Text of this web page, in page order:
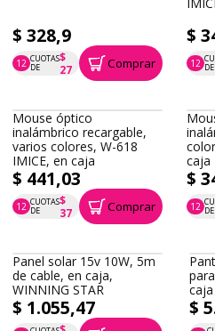
$ 328,9
12 CUOTAS
DE
$
27
P.T.F. $ 329 Comprar
$
12 DE
Mouse óptico
inalámbrico recargable,
varios colores, W-618
IMICE, en caja
$ 441,03
12 CUOTAS
DE
$
37
P.T.F. $ 441 Comprar
caja
$
12 DE
Panel solar 15v 10W, 5m
de cable, en caja,
WINNING STAR
$ 1.055,47
caja
$